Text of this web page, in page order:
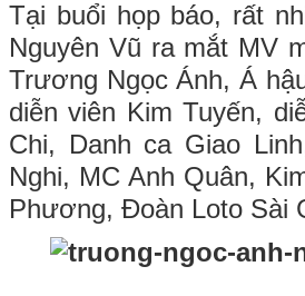
Tại buổi họp báo, rất
Nguyên Vũ ra mắt MV
Trương Ngọc Ánh, Á
diễn viên Kim Tuyến,
Chi, Danh ca Giao
Nghi, MC Anh Quân,
Phương, Đoàn Loto Sài